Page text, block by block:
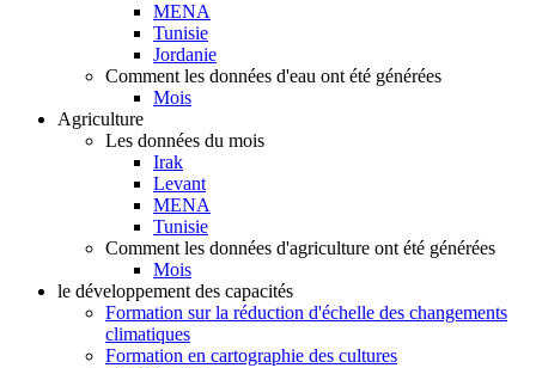
MENA
Tunisie
Jordanie
Comment les données d'eau ont été générées
Mois
Agriculture
Les données du mois
Irak
Levant
MENA
Tunisie
Comment les données d'agriculture ont été générées
Mois
le développement des capacités
Formation sur la réduction d'échelle des changements
climatiques
Formation en cartographie des cultures